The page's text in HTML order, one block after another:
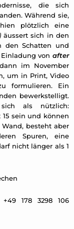
die sich
Während sie,
plötzlich eine
äussert sich in den
den Schatten und
von after
im November
um in Print, Video
formulieren. Ein
bewerkstelligt.
als nützlich:
15 sein und können
besteht aber
Spuren, eine
nicht länger als 1
178 3298 106